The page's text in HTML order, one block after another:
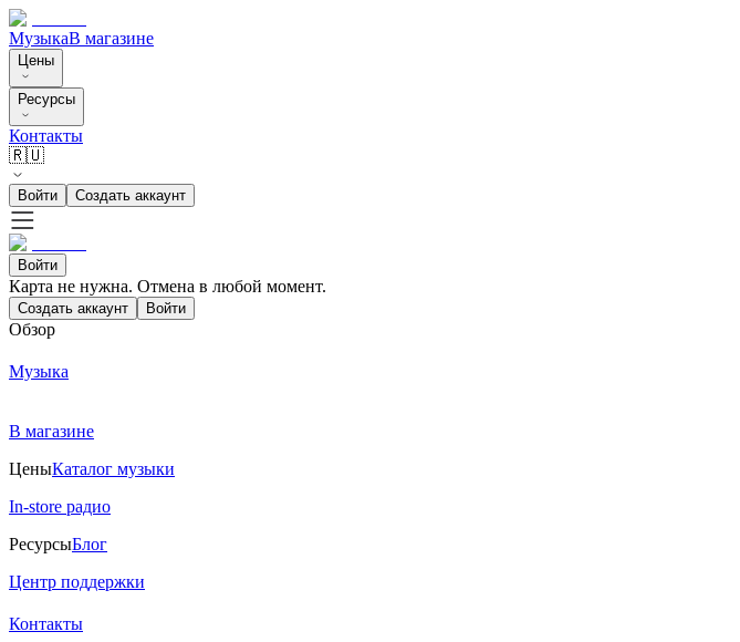
МузыкаВ магазине
Цены
Ресурсы
Контакты
🇷🇺
Войти Создать аккаунт
Войти
Карта не нужна. Отмена в любой момент.
Создать аккаунт Войти
Обзор
Музыка
В магазине
ЦеныКаталог музыки
In-store радио
РесурсыБлог
Центр поддержки
Контакты